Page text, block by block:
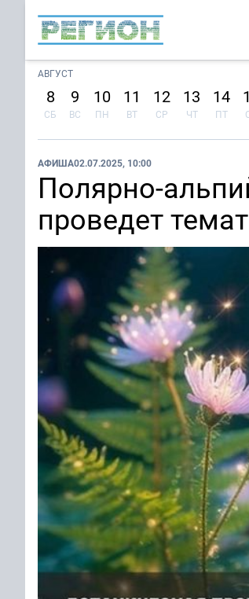
АВГУСТ
8
СБ
9
ВС
10
ПН
11
ВТ
12
СР
13
ЧТ
14
ПТ
АФИША02.07.2025, 10:00
Полярно-
проведет